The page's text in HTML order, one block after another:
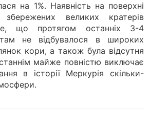
на 1%. Наявність на поверхні
великих кратерів
що протягом останніх 3-4
там не відбувалося в широких
кори, а також була відсутня
майже повністю виключає
в історії Меркурія скільки-